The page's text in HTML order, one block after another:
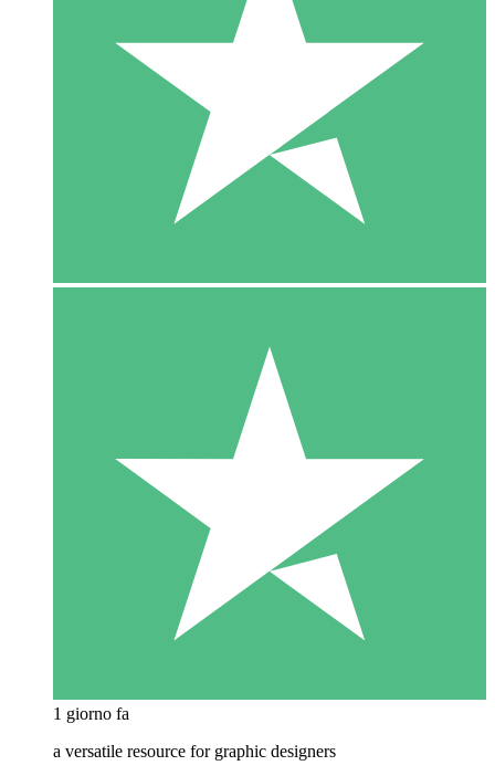
1 giorno fa
a versatile resource for graphic designers